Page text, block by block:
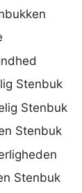
Stenbuk
Stenbuk
Stenbuk
Stenbuk